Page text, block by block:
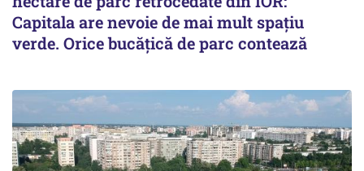
Capitala are nevoie de mai mult spațiu
verde. Orice bucățică de parc contează